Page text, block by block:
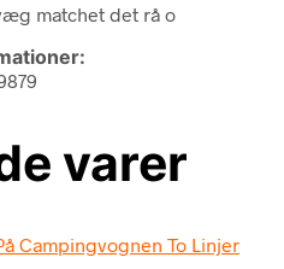
matchet det rå o
varer